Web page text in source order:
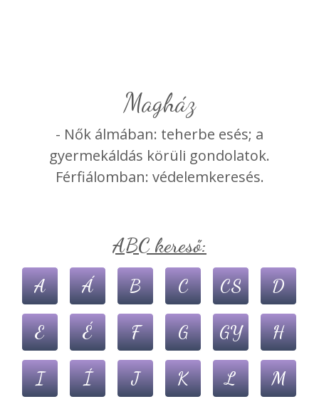
magház
- Nők álmában: teherbe esés; a
gyermekáldás körüli gondolatok.
Férfiálomban: védelemkeresés.
ABC kereső:
A Á B C CS D
E É F G GY H
I Í J K L M